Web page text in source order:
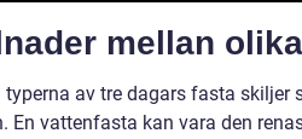
mellan
typerna av tre dagars fasta skiljer
En vattenfasta kan vara den